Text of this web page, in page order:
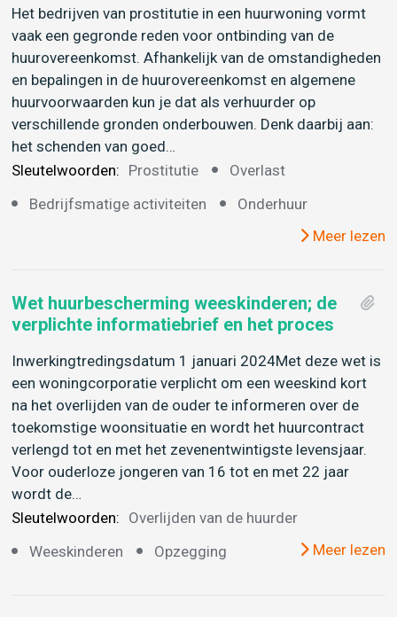
Het bedrijven van prostitutie in een huurwoning vormt
vaak een gegronde reden voor ontbinding van de
huurovereenkomst. Afhankelijk van de omstandigheden
en bepalingen in de huurovereenkomst en algemene
huurvoorwaarden kun je dat als verhuurder op
verschillende gronden onderbouwen. Denk daarbij aan:
het schenden van goed…
Sleutelwoorden: Prostitutie
Overlast
Bedrijfsmatige activiteiten
Onderhuur
Meer lezen
Wet huurbescherming weeskinderen; de
verplichte informatiebrief en het proces
Inwerkingtredingsdatum 1 januari 2024Met deze wet is
een woningcorporatie verplicht om een weeskind kort
na het overlijden van de ouder te informeren over de
toekomstige woonsituatie en wordt het huurcontract
verlengd tot en met het zevenentwintigste levensjaar.
Voor ouderloze jongeren van 16 tot en met 22 jaar
wordt de…
Sleutelwoorden: Overlijden van de huurder
Weeskinderen
Opzegging Meer lezen